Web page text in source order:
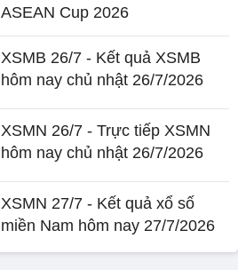
ASEAN Cup 2026
XSMB 26/7 - Kết quả XSMB
hôm nay chủ nhật 26/7/2026
XSMN 26/7 - Trực tiếp XSMN
hôm nay chủ nhật 26/7/2026
XSMN 27/7 - Kết quả xổ số
miền Nam hôm nay 27/7/2026